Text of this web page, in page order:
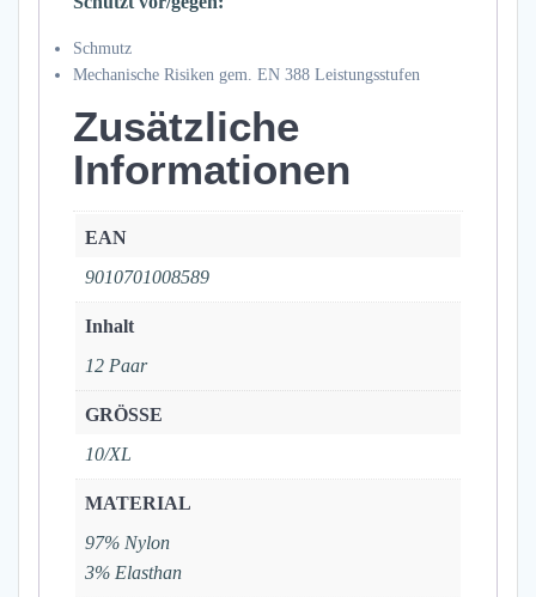
Schmutz
Mechanische Risiken gem. EN 388 Leistungsstufen
Zusätzliche
Informationen
EAN
9010701008589
Inhalt
12 Paar
GRÖSSE
10/XL
MATERIAL
97% Nylon
3% Elasthan